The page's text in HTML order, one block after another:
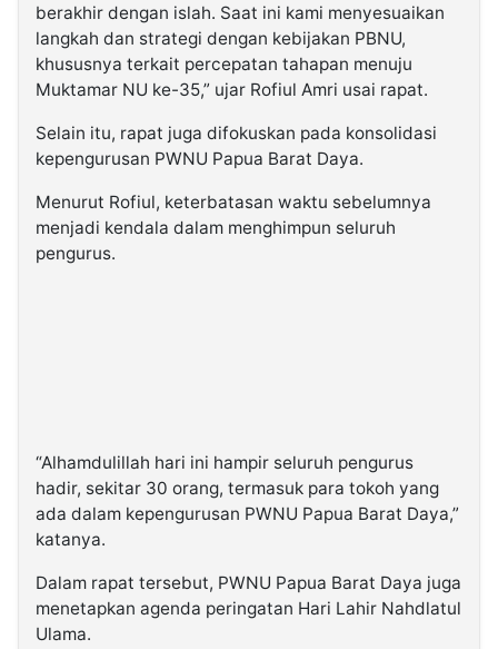
berakhir dengan islah. Saat ini kami menyesuaikan
langkah dan strategi dengan kebijakan PBNU,
khususnya terkait percepatan tahapan menuju
Muktamar NU ke-35,” ujar Rofiul Amri usai rapat.
Selain itu, rapat juga difokuskan pada konsolidasi
kepengurusan PWNU Papua Barat Daya.
Menurut Rofiul, keterbatasan waktu sebelumnya
menjadi kendala dalam menghimpun seluruh
pengurus.
“Alhamdulillah hari ini hampir seluruh pengurus
hadir, sekitar 30 orang, termasuk para tokoh yang
ada dalam kepengurusan PWNU Papua Barat Daya,”
katanya.
Dalam rapat tersebut, PWNU Papua Barat Daya juga
menetapkan agenda peringatan Hari Lahir Nahdlatul
Ulama.